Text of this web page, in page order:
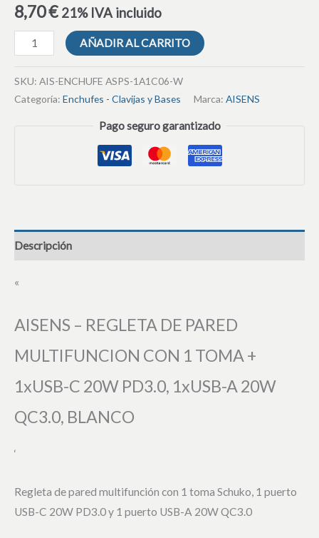
8,70€ 21% IVA incluido
AÑADIR AL CARRITO
SKU: AIS-ENCHUFE ASPS-1A1C06-W
Categoría: Enchufes - Clavijas y Bases Marca: AISENS
Pago seguro garantizado
Descripción
«
AISENS – REGLETA DE PARED
MULTIFUNCION CON 1 TOMA +
1xUSB-C 20W PD3.0, 1xUSB-A 20W
QC3.0, BLANCO
‘
Regleta de pared multifunción con 1 toma Schuko, 1 puerto
USB-C 20W PD3.0 y 1 puerto USB-A 20W QC3.0